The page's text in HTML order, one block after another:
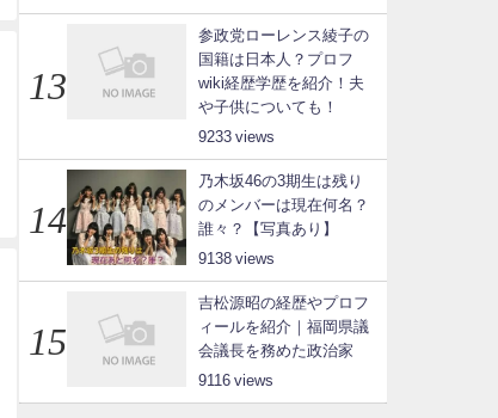
参政党ローレンス綾子の
国籍は日本人？プロフ
wiki経歴学歴を紹介！夫
や子供についても！
9233
乃木坂46の3期生は残り
のメンバーは現在何名？
誰々？【写真あり】
9138
吉松源昭の経歴やプロフ
ィールを紹介｜福岡県議
会議長を務めた政治家
9116